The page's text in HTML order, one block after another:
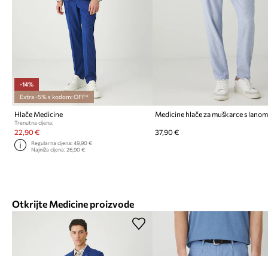
-14%
Extra -5% s kodom: OFF*
Hlače Medicine
Trenutna cijena:
22,90 €
Regularna cijena:49,90 €
Najniža cijena:26,90 €
Medicine hlače za muškarce s lanom
37,90 €
Otkrijte Medicine proizvode